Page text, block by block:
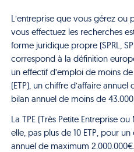
L’entreprise que vous gérez
vous effectuez les recherches
forme juridique propre (SPRL,
correspond à la définition
un effectif d’emploi de moins
(ETP), un chiffre d’affaire
bilan annuel de moins de
La TPE (Très Petite Entreprise
elle, pas plus de 10 ETP, pour
annuel de maximum 2.000.000€.